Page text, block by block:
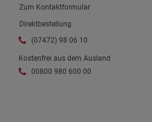
Zum Kontaktformular
Direktbestellung
(07472) 98 06 10
Kostenfrei aus dem Ausland
00800 980 600 00